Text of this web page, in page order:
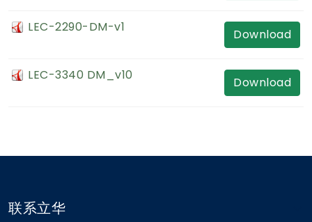
LEC-2290-DM-v1 Download
LEC-3340 DM_v10 Download
联系立华